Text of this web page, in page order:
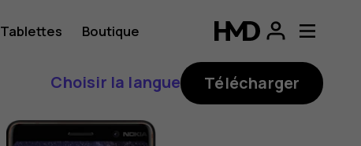
Tablettes Boutique
Choisir la langue Télécharger